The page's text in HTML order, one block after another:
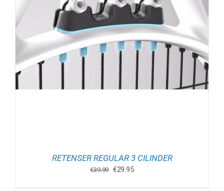
RETENSER REGULAR 3 CILINDER
€39.99 Oorspronkelijke
€29.95Huidige